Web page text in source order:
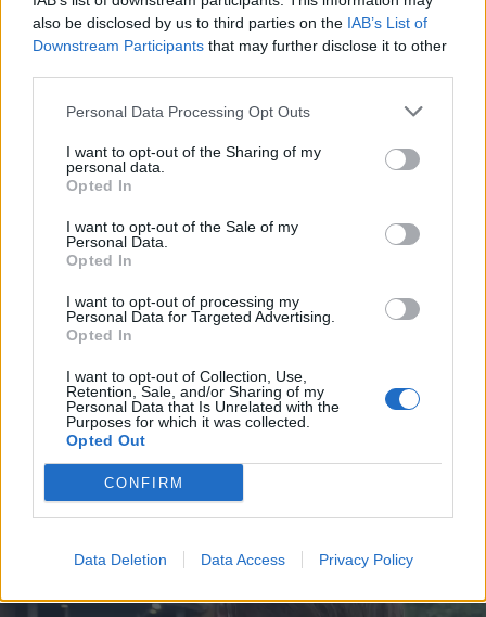
also be disclosed by us to third parties on the IAB’s List of
Downstream Participants that may further disclose it to other
Personal Data Processing Opt Outs
I want to opt-out of the Sharing of my
personal data.
Opted In
I want to opt-out of the Sale of my
Personal Data.
Opted In
I want to opt-out of processing my
Personal Data for Targeted Advertising.
Opted In
I want to opt-out of Collection, Use,
Retention, Sale, and/or Sharing of my
Personal Data that Is Unrelated with the
Purposes for which it was collected.
Opted Out
CONFIRM
Data Deletion Data Access Privacy Policy